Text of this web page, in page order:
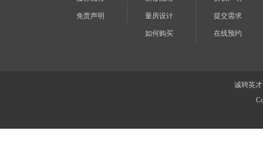
免责声明 量房设计
如何购买
提交需求
在线预约
诚聘英才